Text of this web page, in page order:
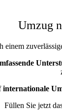
Umzug
einem
internationale
Füllen Sie jetzt